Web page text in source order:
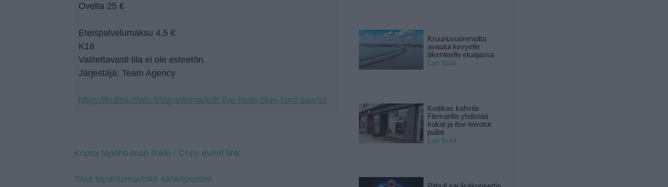
Ovelta 25 €
Eteispalvelumaksu 4,5 €
K18
Valitettavasti tila ei ole esteetön.
Järjestäjä: Team Agency
https://kulttuuritalo.fi/tapahtuma/kult-live-louie-blue-tomi-saario/
Kopioi tapahtuman linkki / Copy event link
Tilaa tapahtumavinkit sähköpostiisi
Kruunuvuorensilta
avautui kevyelle
liikenteelle etuajassa
Lue lisää
Kodikas kahvila
Flemarilla yhdistää
kukat ja itse leivotut
pullat
Lue lisää